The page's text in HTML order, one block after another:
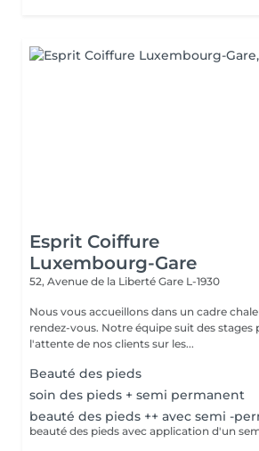
Esprit Coiffure
Luxembourg-Gare
52, Avenue de la Liberté Gare L-1930
Nous vous accueillons dans un cadre
rendez-vous. Notre équipe suit des stages
l'attente de nos clients sur les...
Beauté des pieds
soin des pieds + semi permanent
beauté des pieds ++ avec semi -